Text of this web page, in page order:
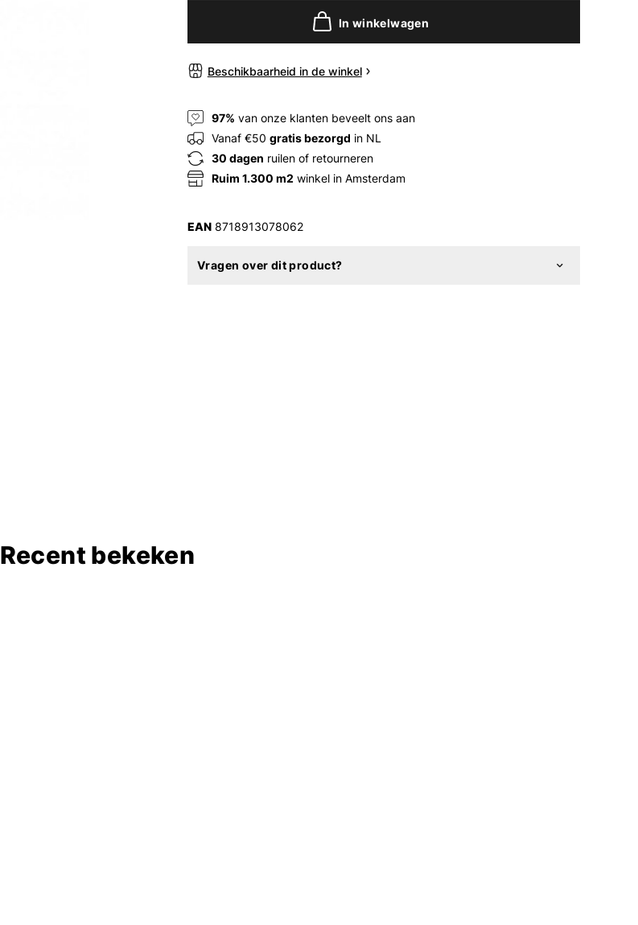
In winkelwagen
Beschikbaarheid in de winkel
97% van onze klanten beveelt ons aan
Vanaf €50 gratis bezorgd in NL
30 dagen ruilen of retourneren
Ruim 1.300 m2 winkel in Amsterdam
EAN8718913078062
Vragen over dit product?
Recent bekeken